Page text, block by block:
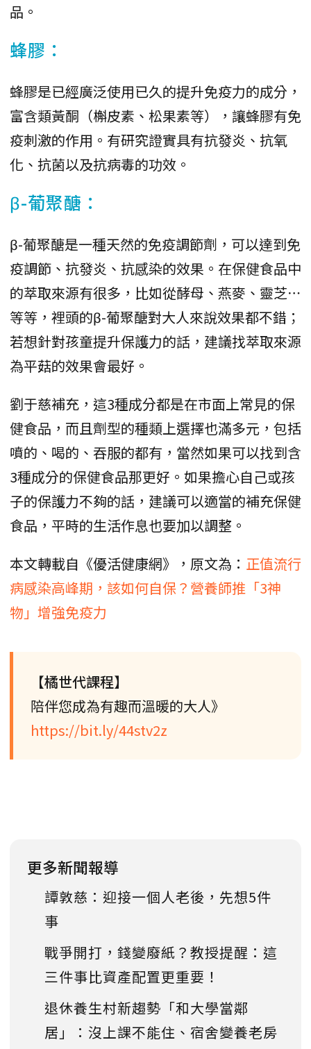
品。
蜂膠：
蜂膠是已經廣泛使用已久的提升免疫力的成分，
富含類黃酮（槲皮素、松果素等），讓蜂膠有免
疫刺激的作用。有研究證實具有抗發炎、抗氧
化、抗菌以及抗病毒的功效。
β-葡聚醣：
β-葡聚醣是一種天然的免疫調節劑，可以達到免
疫調節、抗發炎、抗感染的效果。在保健食品中
的萃取來源有很多，比如從酵母、燕麥、靈芝⋯
等等，裡頭的β-葡聚醣對大人來說效果都不錯；
若想針對孩童提升保護力的話，建議找萃取來源
為平菇的效果會最好。
劉于慈補充，這3種成分都是在市面上常見的保
健食品，而且劑型的種類上選擇也滿多元，包括
噴的、喝的、吞服的都有，當然如果可以找到含
3種成分的保健食品那更好。如果擔心自己或孩
子的保護力不夠的話，建議可以適當的補充保健
食品，平時的生活作息也要加以調整。
本文轉載自《優活健康網》，原文為： 正值流行
病感染高峰期，該如何自保？營養師推「3神
物」增強免疫力
【橘世代課程】
陪伴您成為有趣而溫暖的大人》
https://bit.ly/44stv2z
更多新聞報導
譚敦慈：迎接一個人老後，先想5件
事
戰爭開打，錢變廢紙？教授提醒：這
三件事比資產配置更重要！
退休養生村新趨勢「和大學當鄰
居」：沒上課不能住、宿舍變養老房